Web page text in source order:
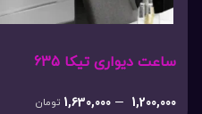
ساعت دیواری تیکا 635
1,200,000
–
1,630,000 تومان